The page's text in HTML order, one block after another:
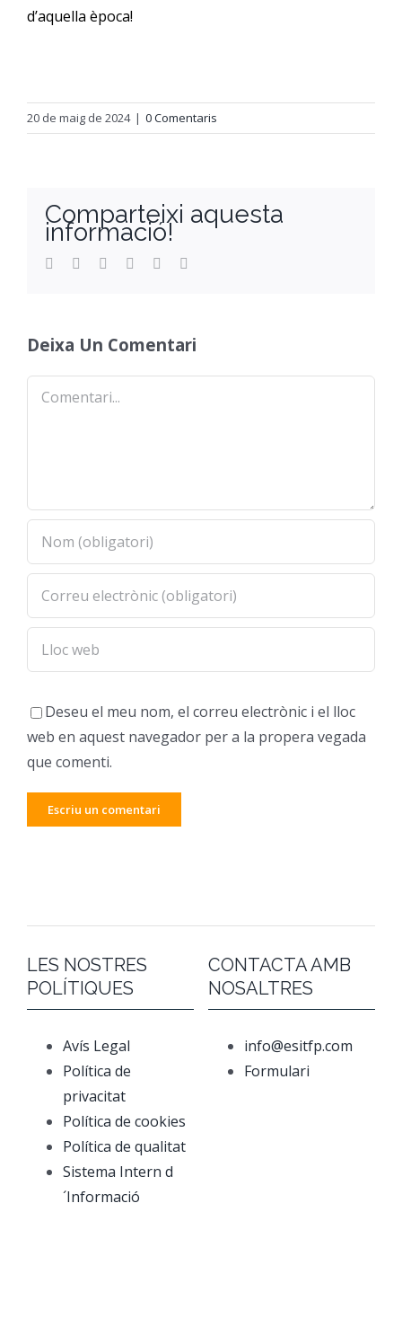
d’aquella època!
20 de maig de 2024 | 0 Comentaris
Comparteixi aquesta
informació!
Facebook
TwitterReddit LinkedInWhatsApp
Deixa Un Comentari
Comentari
Deseu el meu nom, el correu electrònic i el lloc
web en aquest navegador per a la propera vegada
que comenti.
LES NOSTRES
POLÍTIQUES
Avís Legal
Política de
privacitat
Política de cookies
Política de qualitat
Sistema Intern d
´Informació
CONTACTA AMB
NOSALTRES
info@esitfp.com
Formulari